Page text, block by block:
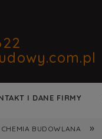
I DANE FIRMY
CHEMIA BUDOWLANA »